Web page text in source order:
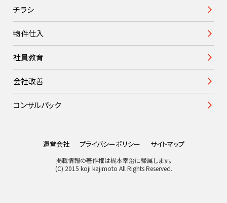
チラシ
物件仕入
社員教育
会社改善
コンサルパック
運営会社 プライバシーポリシー サイトマップ
掲載情報の著作権は梶本幸治に帰属します。
(C) 2015 koji kajimoto All Rights Reserved.